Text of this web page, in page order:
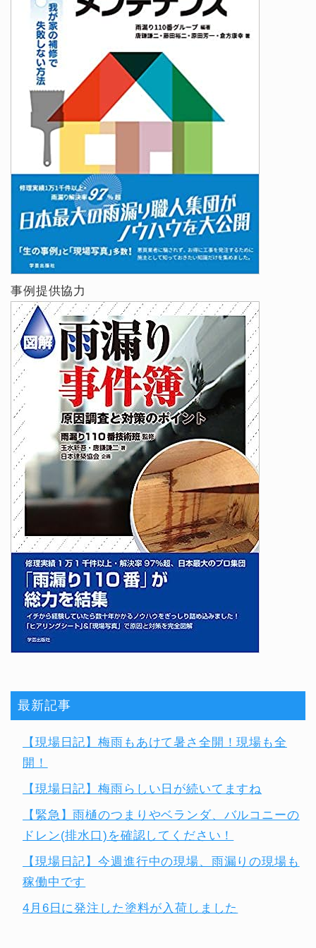
事例提供協力
最新記事
【現場日記】梅雨もあけて暑さ全開！現場も全
開！
【現場日記】梅雨らしい日が続いてますね
【緊急】雨樋のつまりやベランダ、バルコニーの
ドレン(排水口)を確認してください！
【現場日記】今週進行中の現場、雨漏りの現場も
稼働中です
4月6日に発注した塗料が入荷しました